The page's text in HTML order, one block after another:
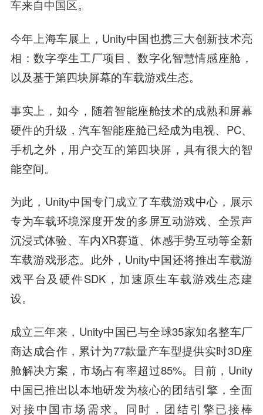
车来自中国区。
今年上海车展上，Unity中国也携三大创新技术亮
相：数字孪生工厂项目、数字化智慧情感座舱，
以及基于第四块屏幕的车载游戏生态。
事实上，如今，随着智能座舱技术的成熟和屏幕
硬件的升级，汽车智能座舱已经成为电视、PC、
手机之外，用户交互的第四块屏，具有很大的智
能空间。
为此，Unity中国专门成立了车载游戏中心，展示
专为车载环境深度开发的多屏互动游戏、全景声
沉浸式体验、车内XR赛道、体感手势互动等全新
车载游戏形态。此外，Unity中国还将推出车载游
戏平台及硬件SDK，加速原生车载游戏生态建
设。
成立三年来，Unity中国已与全球35家知名整车厂
商达成合作，累计为77款量产车型提供实时3D座
舱解决方案，市场占有率超过85%。目前，Unity
中国已推出以本地研发为核心的团结引擎，全面
对接中国市场需求。同时，团结引擎已接棒